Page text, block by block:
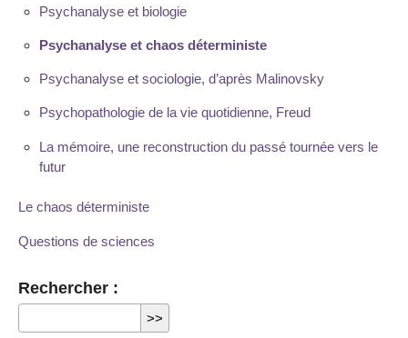
Psychanalyse et biologie
Psychanalyse et chaos déterministe
Psychanalyse et sociologie, d’après Malinovsky
Psychopathologie de la vie quotidienne, Freud
La mémoire, une reconstruction du passé tournée vers le
futur
Le chaos déterministe
Questions de sciences
Rechercher :